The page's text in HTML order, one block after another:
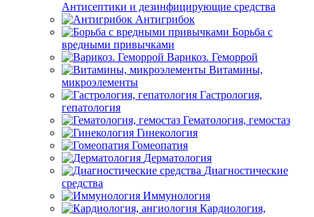
Антисептики и дезинфицирующие средства
Антигрибок
Борьба с
вредными привычками
Варикоз. Геморрой
Витамины,
микроэлементы
Гастрология,
гепатология
Гематология, гемостаз
Гинекология
Гомеопатия
Дерматология
Диагностические
средства
Иммунология
Кардиология,